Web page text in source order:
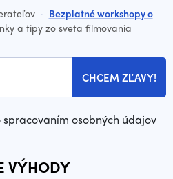
· Bezplatné workshopy o
a tipy zo sveta filmovania
CHCEM ZĽAVY!
osobných údajov
VÝHODY